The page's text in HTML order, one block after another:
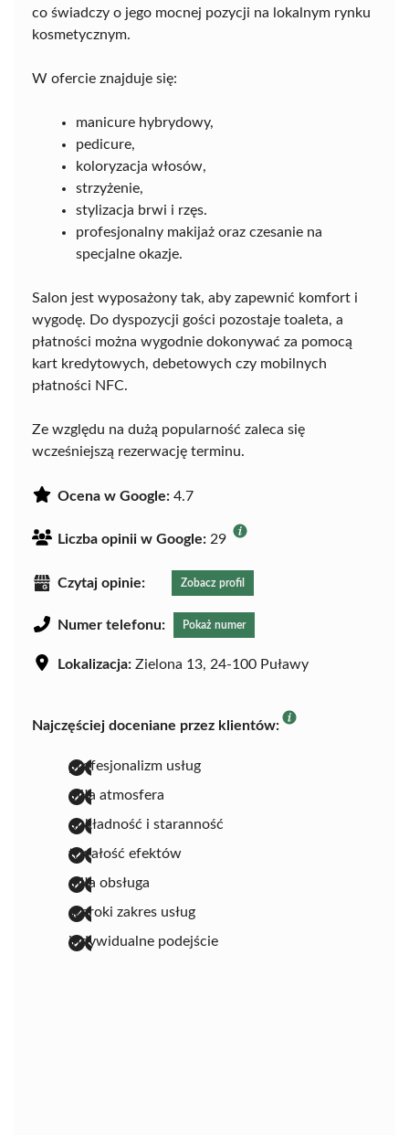
co świadczy o jego mocnej pozycji na lokalnym rynku
kosmetycznym.
W ofercie znajduje się:
manicure hybrydowy,
pedicure,
koloryzacja włosów,
strzyżenie,
stylizacja brwi i rzęs.
profesjonalny makijaż oraz czesanie na
specjalne okazje.
Salon jest wyposażony tak, aby zapewnić komfort i
wygodę. Do dyspozycji gości pozostaje toaleta, a
płatności można wygodnie dokonywać za pomocą
kart kredytowych, debetowych czy mobilnych
płatności NFC.
Ze względu na dużą popularność zaleca się
wcześniejszą rezerwację terminu.
Ocena w Google: 4.7
Liczba opinii w Google: 29
Czytaj opinie: Zobacz profil
Numer telefonu: Pokaż numer
Lokalizacja: Zielona 13, 24-100 Puławy
Najczęściej doceniane przez klientów:
profesjonalizm usług
miła atmosfera
dokładność i staranność
trwałość efektów
miła obsługa
szeroki zakres usług
indywidualne podejście